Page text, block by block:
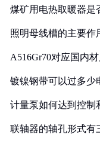
煤矿用电热取暖器是
照明母线槽的主要作
A516Gr70对应国内
镀镍钢带可以过多少
计量泵如何达到控制
联轴器的轴孔形式有